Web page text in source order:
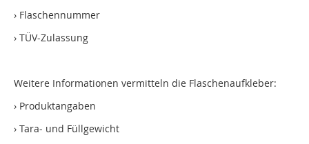
› Flaschennummer
› TÜV-Zulassung
Weitere Informationen vermitteln die Flaschenaufkleber:
› Produktangaben
› Tara- und Füllgewicht